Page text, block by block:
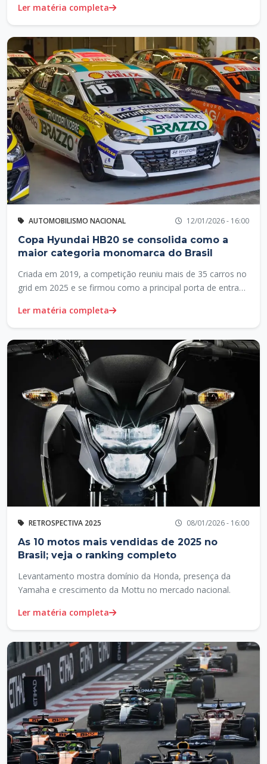
Ler matéria completa
AUTOMOBILISMO NACIONAL 12/01/2026 - 16:00
Copa Hyundai HB20 se consolida como a
maior categoria monomarca do Brasil
Criada em 2019, a competição reuniu mais de 35 carros no
grid em 2025 e se firmou como a principal porta de entrada
Ler matéria completa
RETROSPECTIVA 2025 08/01/2026 - 16:00
As 10 motos mais vendidas de 2025 no
Brasil; veja o ranking completo
Levantamento mostra domínio da Honda, presença da
Yamaha e crescimento da Mottu no mercado nacional.
Ler matéria completa